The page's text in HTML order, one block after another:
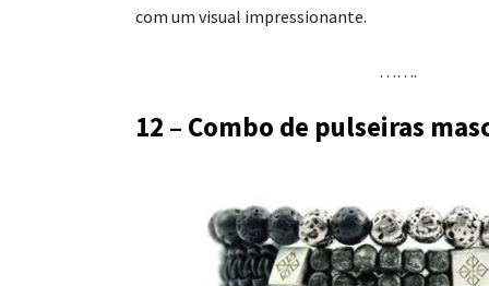
com um visual impressionante.
…….
12 – Combo de pulseiras